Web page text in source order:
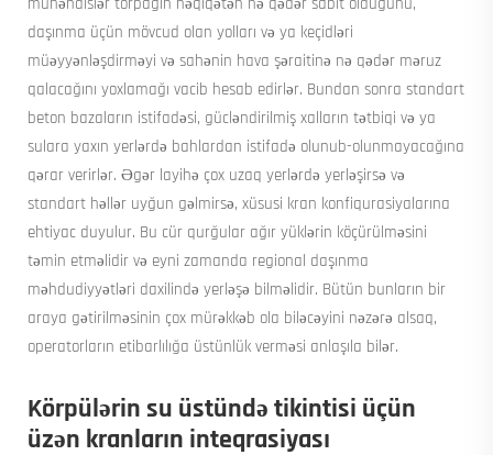
daşınma üçün mövcud olan yolları və ya keçidləri
müəyyənləşdirməyi və sahənin hava şəraitinə nə qədər məruz
qalacağını yoxlamağı vacib hesab edirlər. Bundan sonra standart
beton bazaların istifadəsi, gücləndirilmiş xalların tətbiqi və ya
sulara yaxın yerlərdə bahlardan istifadə olunub-olunmayacağına
qərar verirlər. Əgər layihə çox uzaq yerlərdə yerləşirsə və
standart həllər uyğun gəlmirsə, xüsusi kran konfiqurasiyalarına
ehtiyac duyulur. Bu cür qurğular ağır yüklərin köçürülməsini
təmin etməlidir və eyni zamanda regional daşınma
məhdudiyyətləri daxilində yerləşə bilməlidir. Bütün bunların bir
araya gətirilməsinin çox mürəkkəb ola biləcəyini nəzərə alsaq,
operatorların etibarlılığa üstünlük verməsi anlaşıla bilər.
Körpülərin su üstündə tikintisi üçün
üzən kranların inteqrasiyası